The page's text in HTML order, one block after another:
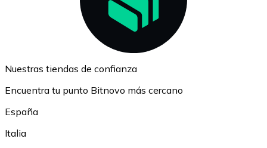
Nuestras tiendas de confianza
Encuentra tu punto Bitnovo más cercano
España
Italia